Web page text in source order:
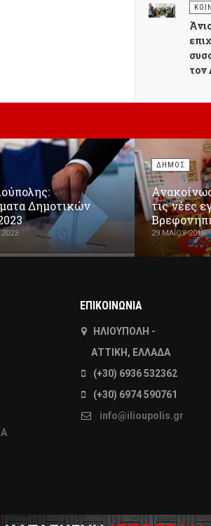
τον
Δημοτικών
ΔΗΜΟΣ
τις νέες
29 ΜΑΪ́ΟΥ 2016
ΕΠΙΚΟΙΝΩΝΙΑ
ΗΛΙΟΎΠΟΛΗ -
ΑΤΤΙΚΉ, ΕΛΛΆΔΑ
(+30) 6936 532362
(+30) 6974 590761
info@ilioupolis.gr